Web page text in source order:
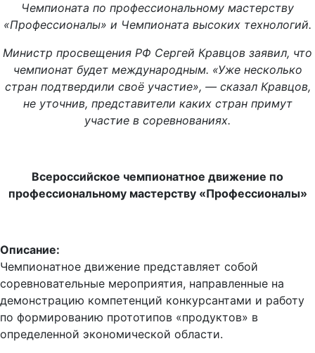
Чемпионата по профессиональному мастерству
«Профессионалы» и Чемпионата высоких технологий.
Министр просвещения РФ Сергей Кравцов заявил, что
чемпионат будет международным. «Уже несколько
стран подтвердили своё участие», — сказал Кравцов,
не уточнив, представители каких стран примут
участие в соревнованиях.
Всероссийское чемпионатное движение по
профессиональному мастерству «Профессионалы»
Описание:
Чемпионатное движение представляет собой
соревновательные мероприятия, направленные на
демонстрацию компетенций конкурсантами и работу
по формированию прототипов «продуктов» в
определенной экономической области.